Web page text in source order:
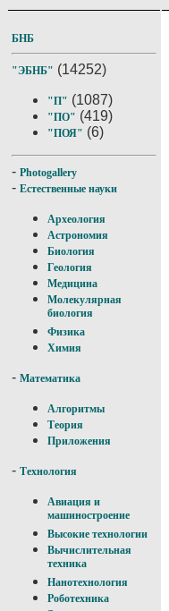
БНБ
"ЭБНБ" (14252)
"П" (1087)
"ПО" (419)
"ПОЯ" (6)
- Photogallery
- Естественные науки
Археология
Астрономия
Биология
Геология
Медицина
Молекулярная
биология
Физика
Химия
- Математика
Алгоритмы
Теория
Приложения
- Технология
Авиация и
машиностроение
Высокие технологии
Вычислительная
техника
Нанотехнология
Роботехника